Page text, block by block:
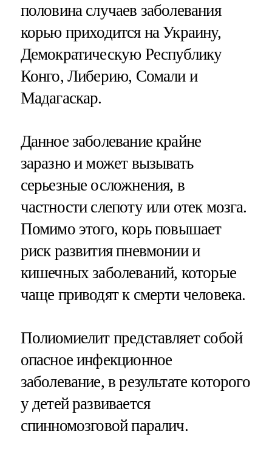
половина случаев заболевания
корью приходится на Украину,
Демократическую Республику
Конго, Либерию, Сомали и
Мадагаскар.
Данное заболевание крайне
заразно и может вызывать
серьезные осложнения, в
частности слепоту или отек мозга.
Помимо этого, корь повышает
риск развития пневмонии и
кишечных заболеваний, которые
чаще приводят к смерти человека.
Полиомиелит представляет собой
опасное инфекционное
заболевание, в результате которого
у детей развивается
спинномозговой паралич.